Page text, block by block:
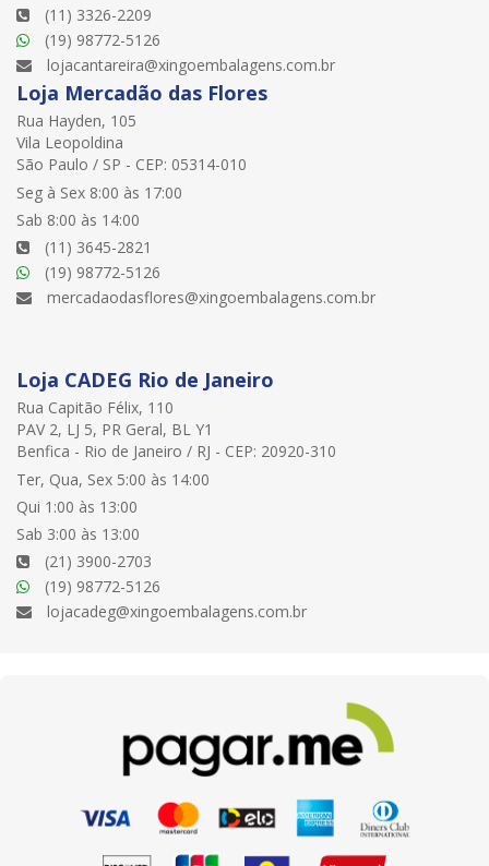
(11) 3326-2209
(19) 98772-5126
lojacantareira@xingoembalagens.com.br
Loja Mercadão das Flores
Rua Hayden, 105
Vila Leopoldina
São Paulo / SP - CEP: 05314-010
Seg à Sex 8:00 às 17:00
Sab 8:00 às 14:00
(11) 3645-2821
(19) 98772-5126
mercadaodasflores@xingoembalagens.com.br
Loja CADEG Rio de Janeiro
Rua Capitão Félix, 110
PAV 2, LJ 5, PR Geral, BL Y1
Benfica - Rio de Janeiro / RJ - CEP: 20920-310
Ter, Qua, Sex 5:00 às 14:00
Qui 1:00 às 13:00
Sab 3:00 às 13:00
(21) 3900-2703
(19) 98772-5126
lojacadeg@xingoembalagens.com.br